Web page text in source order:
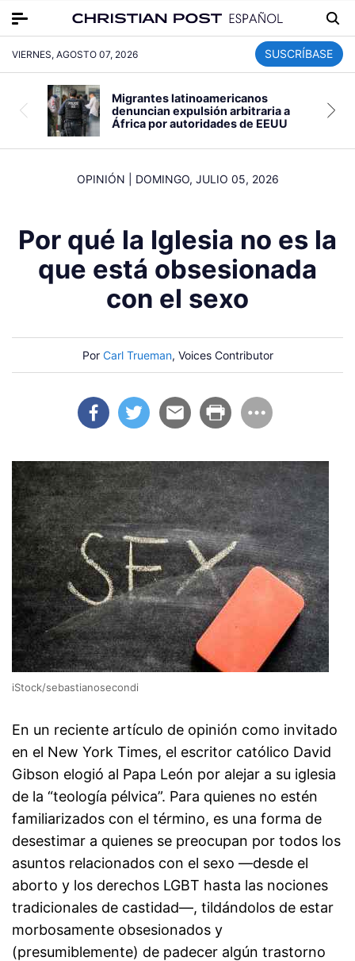
VIERNES, AGOSTO 07, 2026 SUSCRÍBASE
Migrantes latinoamericanos
denuncian expulsión arbitraria a
África por autoridades de EEUU
OPINIÓN DOMINGO, JULIO 05, 2026
Por qué la Iglesia no es la
que está obsesionada
con el sexo
Por Carl Trueman, Voices Contributor
iStock/sebastianosecondi
En un reciente artículo de opinión como invitado
en el New York Times, el escritor católico David
Gibson elogió al Papa León por alejar a su iglesia
de la “teología pélvica”. Para quienes no estén
familiarizados con el término, es una forma de
desestimar a quienes se preocupan por todos los
asuntos relacionados con el sexo —desde el
aborto y los derechos LGBT hasta las nociones
tradicionales de castidad—, tildándolos de estar
morbosamente obsesionados y
(presumiblemente) de padecer algún trastorno